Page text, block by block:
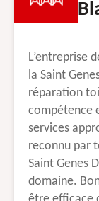
L’entreprise
la Saint
réparation
compétence
services
reconnu par
Saint Genes
domaine.